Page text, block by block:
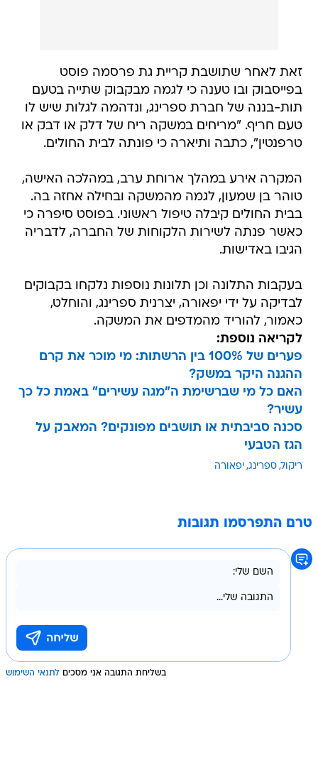
זאת לאחר שתושבת קריית גת פרסמה פוסט
בפייסבוק ובו טענה כי לגמה מבקבוק שתייה בטעם
תות-בננה של חברת ספרינג, ונדהמה לגלות שיש לו
טעם חריף. "מריחים במשקה ריח של דלק או דבק או
טרפנטין", כתבה ותיארה כי פונתה לבית החולים.
המקרה אירע במהלך ארוחת ערב, במהלכה האישה,
טוהר בן שמעון, לגמה מהמשקה ובחילה אחזה בה.
בבית החולים קיבלה טיפול ראשוני. בפוסט סיפרה כי
כאשר פנתה לשירות הלקוחות של החברה, לדבריה
הגיבו באדישות.
בעקבות התלונה וכן תלונות נוספות נלקחו בקבוקים
לבדיקה על ידי יפאורה, יצרנית ספרינג, והוחלט,
כאמור, להוריד מהמדפים את המשקה.
לקריאה נוספת:
פערים של 100% בין הרשתות: מי מוכר את קרם
ההגנה היקר במשק?
האם כל מי שברשימת ה"מגה עשירים" באמת כל כך
עשיר?
סכנה סביבתית או תושבים מפונקים? המאבק על
הגז הטבעי
ריקול ספרינג יפאורה
טרם התפרסמו תגובות
בשליחת התגובה אני מסכים לתנאי השימוש